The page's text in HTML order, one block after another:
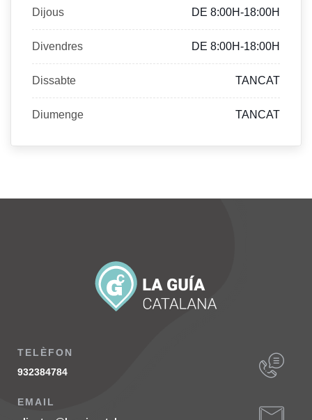
Dijous DE 8:00H-18:00H
Divendres DE 8:00H-18:00H
Dissabte TANCAT
Diumenge TANCAT
TELÈFON
932384784
EMAIL